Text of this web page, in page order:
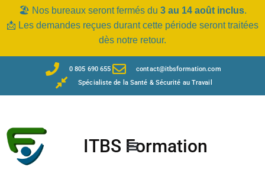
🏖️ Nos bureaux seront fermés du 3 au 14 août inclus.
📩 Les demandes reçues durant cette période seront traitées
dès notre retour.
0 805 690 655
contact@itbsformation.com
Spécialiste de la Santé & Sécurité au Travail
ITBS Formation